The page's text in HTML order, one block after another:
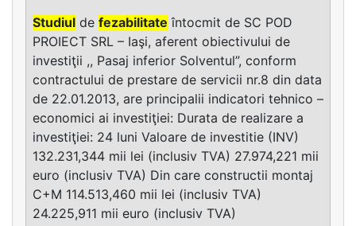
Studiul de fezabilitate întocmit de SC POD
PROIECT SRL – Iaşi, aferent obiectivului de
investiţii ,, Pasaj inferior Solventul”, conform
contractului de prestare de servicii nr.8 din data
de 22.01.2013, are principalii indicatori tehnico –
economici ai investiţiei: Durata de realizare a
investiţiei: 24 luni Valoare de investitie (INV)
132.231,344 mii lei (inclusiv TVA) 27.974,221 mii
euro (inclusiv TVA) Din care constructii montaj
C+M 114.513,460 mii lei (inclusiv TVA)
24.225,911 mii euro (inclusiv TVA)